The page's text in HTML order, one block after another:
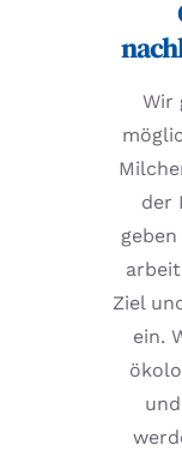
Wir
der
Ziel
ein.